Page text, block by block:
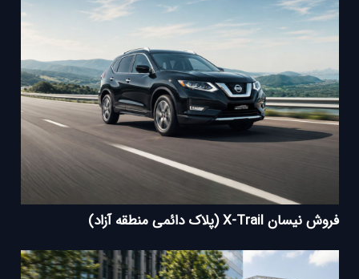
فروش نیسان X-Trail (پلاک دائمی منطقه آزاد)